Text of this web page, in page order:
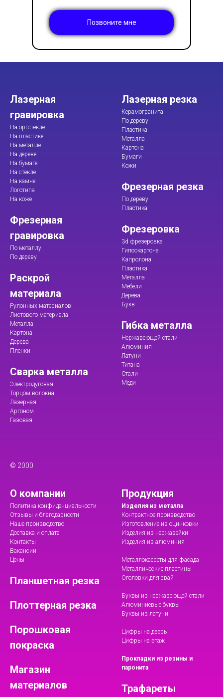
Позвоните мне
Лазерная
гравировка
На оргстекле
На пластике
На металле
На дереве
На бумаге
На стекле
На камне
Логотипа
На коже
Фрезерная
гравировка
По металлу
По дереву
Раскрой
материала
Рулонных материалов
Листового материала
Металла
Картона
Дерева
Пленки
Сварка металла
Электродуговая
Торцом волокна
Лазерная
Аргоном
Газовая
© 2000
Лазерная резка
Керамогранита
По дереву
Пластика
Металла
Картона
Бумаги
Кожи
Фрезерная резка
По дереву
Пластика
Фрезеровка
3d фрезеровка
Гипсокартона
Капролона
Пластика
Металла
Мебели
Дерева
Букв
Гибка металла
Нержавеющей стали
Алюминия
Латуни
Титана
Стали
Меди
О компании
Политика конфиденциальности
Отзывы и благодарности
Наше производство
Доставка и оплата
Контакты
Вакансии
Цены
Планшетная резка
Плоттерная резка
Порошковая
покраска
Магазин
материалов
Продукция
Изделия из металла
Контрактное производство
Изготовление из оцинковки
Изделия из нержавейки
Изделия из алюминия
Металлокассеты для фасада
Металлические пластины
Оголовки для свай
Буквы из нержавеющей стали
Алюминиевые буквы
Буквы из латуни
Цифры на дверь
Цифры на этаж
Прокладки из резины и
паронита
Трафареты